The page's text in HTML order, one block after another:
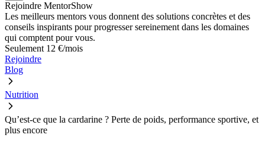
Rejoindre MentorShow
Les meilleurs mentors vous donnent des solutions concrètes et des
conseils inspirants pour progresser sereinement dans les domaines
qui comptent pour vous.
Seulement 12 €/mois
Rejoindre
Blog
Nutrition
Qu’est-ce que la cardarine ? Perte de poids, performance sportive, et
plus encore